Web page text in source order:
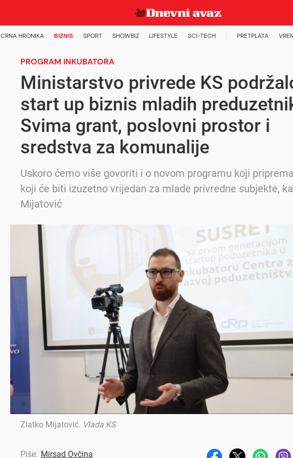
CRNA HRONIKA BIZNIS SPORT SHOWBIZ LIFESTYLE SCI-TECH PRETPLATA
PROGRAM INKUBATORA
Ministarstvo privrede KS
start up biznis mladih
Svima grant, poslovni prostor i
sredstva za komunalije
Uskoro ćemo više govoriti i o novom programu koji
koji će biti izuzetno vrijedan za mlade privredne subjekte,
Mijatović
Zlatko Mijatović. Vlada KS
Piše: Mirsad Ovčina